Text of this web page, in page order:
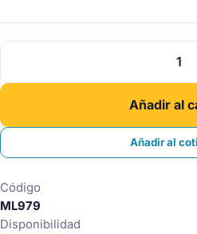
Lupa
30X
Añadir al
Añadir al
Código
ML979
Disponibilidad